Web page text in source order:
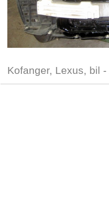
Kofanger, Lexus, bil -